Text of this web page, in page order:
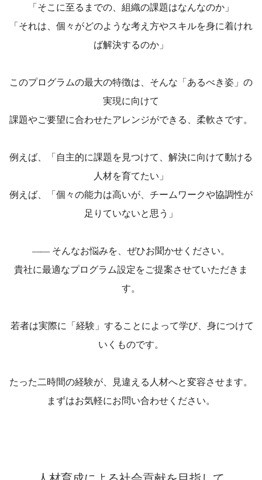
「そこに至るまでの、組織の課題はなんなのか」
「それは、個々がどのような考え方やスキルを身に着けれ
ば解決するのか」
このプログラムの最大の特徴は、そんな「あるべき姿」の
実現に向けて
課題やご要望に合わせたアレンジができる、柔軟さです。
例えば、「自主的に課題を見つけて、解決に向けて動ける
人材を育てたい」
例えば、「個々の能力は高いが、チームワークや協調性が
足りていないと思う」
―― そんなお悩みを、ぜひお聞かせください。
貴社に最適なプログラム設定をご提案させていただきま
す。
若者は実際に「経験」することによって学び、身につけて
いくものです。
たった二時間の経験が、見違える人材へと変容させます。
まずはお気軽にお問い合わせください。